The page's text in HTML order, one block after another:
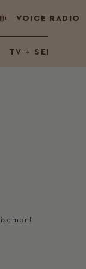
VOICE RADIO
TV + SERIES